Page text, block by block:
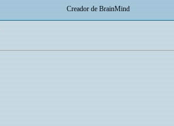
Creador de BrainMind